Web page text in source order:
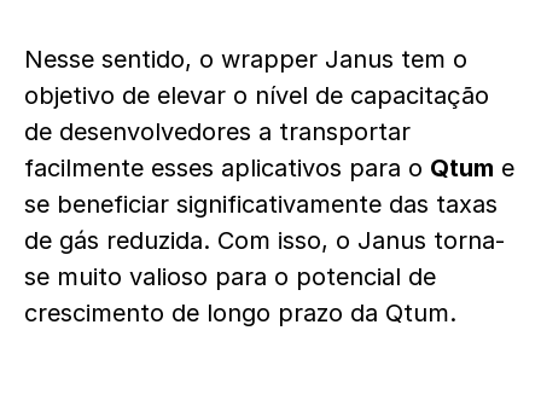
Nesse sentido, o wrapper Janus tem o
objetivo de elevar o nível de capacitação
de desenvolvedores a transportar
facilmente esses aplicativos para o Qtum e
se beneficiar significativamente das taxas
de gás reduzida. Com isso, o Janus torna-
se muito valioso para o potencial de
crescimento de longo prazo da Qtum.